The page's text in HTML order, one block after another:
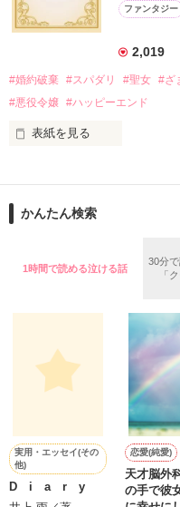
＊この世界のお金はお札に
＊なろう、カクヨム、アル
バンジーした侯爵令嬢の先
甘いマスクの公爵様の頭上
「ど、どいてぇぇぇえ！！
「…は？」
リリィ・ロゼッタ侯爵令嬢
透き通るほど白い肌と華奢
ギル・レイヴン公爵
サラサラとした綺麗な黒
あまりにも整った顔は女
社交界で圧倒的人気を誇っ
表では甘いマスクを被る
ファンタジー
2,019
#婚約破棄 #スパダリ #聖女 #ざ
#悪役令嬢 #ハッピーエンド
表紙を見る
第5回 一二三書房 WEB小
ありがとうございますヽ(´▽
２０２５.０２.１５　書籍
○●○●○●○●○●○●○●○●
パーティーの場で、シュ
ク・ノル・シュバリタイ
その隣にはフランソワー
た。
（さて……ここまでは物語
フランソワーズ・ベルナ
った。
そして『聖女』として悪
が……。
（これですべてが思い通
かんたん検索
1時間で読める泣ける話
30分
「
実用・エッセイ(その
他)
D i a r y
恋愛(純愛)
天才脳外
の手で彼